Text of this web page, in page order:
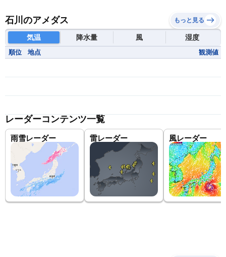
石川のアメダス もっと見る
気温 降水量 風 湿度
順位 地点 観測値
レーダーコンテンツ一覧
雨雪レーダー 雷レーダー 風レーダー